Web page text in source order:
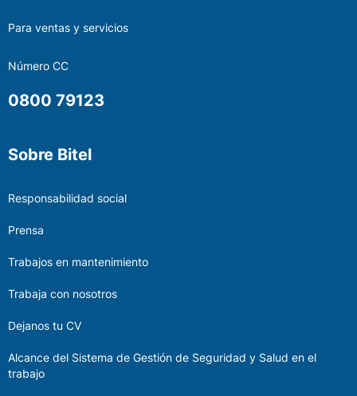
Para ventas y servicios
Número CC
0800 79123
Sobre Bitel
Responsabilidad social
Prensa
Trabajos en mantenimiento
Trabaja con nosotros
Dejanos tu CV
Alcance del Sistema de Gestión de Seguridad y Salud en el
trabajo